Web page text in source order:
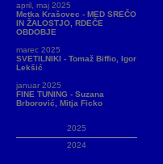
april, maj 2025
Metka Krašovec - MED SREČO
IN ŽALOSTJO, RDEČE
OBDOBJE
marec 2025
SVETILNIKI - Tomaž Biffio, Igor
Lekšić
januar 2025
FINE TUNING - Suzana
Brborović, Mitja Ficko
2025
2024